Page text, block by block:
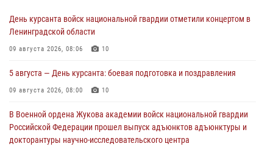
День курсанта войск национальной гвардии отметили концертом в
Ленинградской области
09 августа 2026, 08:06 10
5 августа — День курсанта: боевая подготовка и поздравления
09 августа 2026, 08:00 10
В Военной ордена Жукова академии войск национальной гвардии
Российской Федерации прошел выпуск адъюнктов адъюнктуры и
докторантуры научно-исследовательского центра